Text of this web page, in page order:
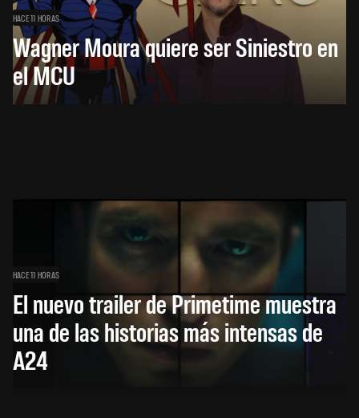
HACE 11 HORAS
Wagner Moura quiere ser Siniestro en
el MCU
HACE 11 HORAS
El nuevo trailer de Primetime muestra
una de las historias más intensas de
A24